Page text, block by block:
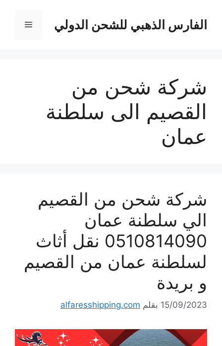
المحتوىالفارس الذهبي للشحن الدولي القائمة
شركة شحن من
القصيم الى سلطنة
عمان
شركة شحن من القصيم
الي سلطنة عمان
0510814090 نقل أثاث
لسلطنة عمان من القصيم
و بريدة
15/09/2023 بقلم alfaresshipping.com